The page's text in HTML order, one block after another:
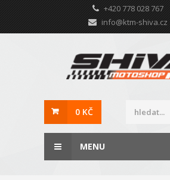
+420 778 028 767
info@ktm-shiva.cz
0 KČ
MENU